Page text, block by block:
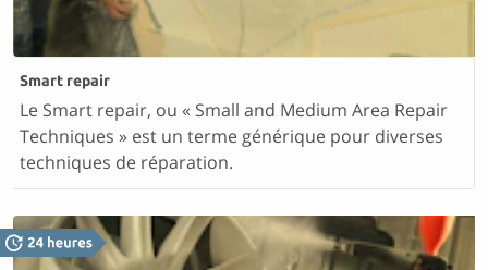
Smart repair
Le Smart repair, ou « Small and Medium Area Repair
Techniques » est un terme générique pour diverses
techniques de réparation.